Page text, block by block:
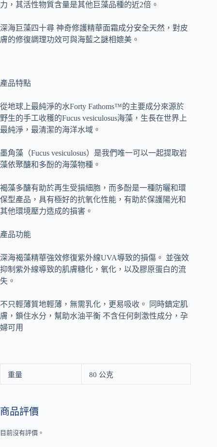
力，其活性物質含量是其他巨藻品種的近2倍。
深海巨藻四十尋 神奇修護精華面霜成分安全天然，對皮
膚的修復調理功效可與海藍之謎相媲美。
產品特點
從地球上最純淨的水Forty Fathoms™的主要成分來源於
野生的手工收穫的Fucus vesiculosus海藻，生長在世界上
最純淨，最清潔的海洋水域。
墨角藻（Fucus vesiculosus）是我們唯一可以一起提取岩
藻依聚醣和多酚的海藻物種。
褐藻多醣有助於再生受損細胞，而多酚是一種防曬和環
保型產品，具有極好的抗氧化性能，有助於保護陽光和
其他環境壓力造成的損害。
產品功能
深海褐藻精華強效修復紫外線UVA導致的損傷。 並強效
抑制紫外線導致的肌膚糖化，氧化，以及膠原蛋白的流
失。
不只輕薄質地輕薄，無需乳化，更易吸收。 同時鎮定肌
膚，鎖住水分，幫助水油平衡 不含任何刺激性成分，孕
婦可用
重量 80 公克
商品評價
目前沒有評價。